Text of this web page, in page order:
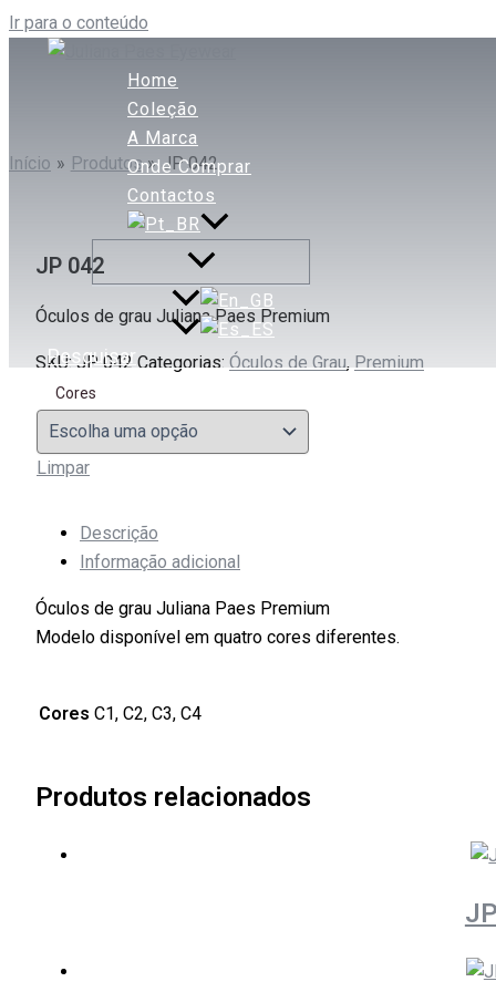
Ir para o conteúdo
Home
Coleção
A Marca
Onde Comprar
Contactos
Pesquisar
Início Produtos JP 042
JP 042
Óculos de grau Juliana Paes Premium
SKU:JP 042 Categorias:Óculos de Grau,Premium
Cores
Limpar
Descrição
Informação adicional
Óculos de grau Juliana Paes Premium
Modelo disponível em quatro cores diferentes.
Cores C1, C2, C3, C4
Produtos relacionados